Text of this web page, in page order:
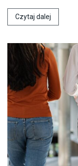
Czytaj dalej